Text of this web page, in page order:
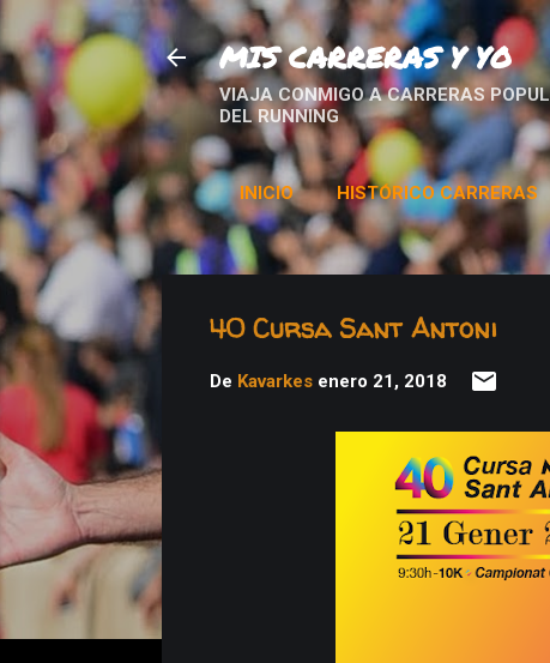
MIS CARRERAS Y YO
VIAJA CONMIGO A CARRERAS
DEL RUNNING
INICIO HISTÓRICO CARRERAS
40 Cursa Sant Antoni
De Kavarkes enero 21, 2018